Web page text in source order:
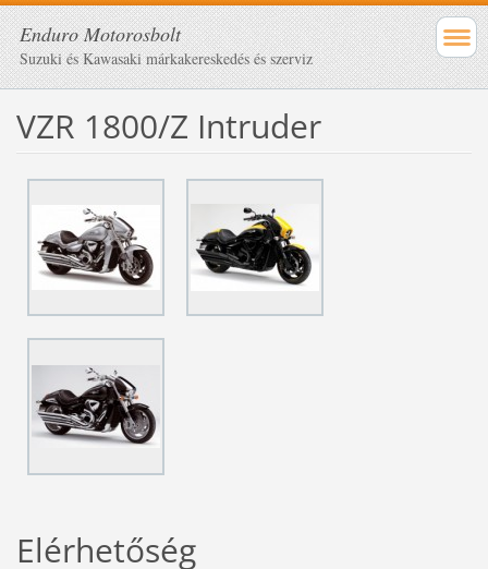
Enduro Motorosbolt
Suzuki és Kawasaki márkakereskedés és szerviz
VZR 1800/Z Intruder
Elérhetőség